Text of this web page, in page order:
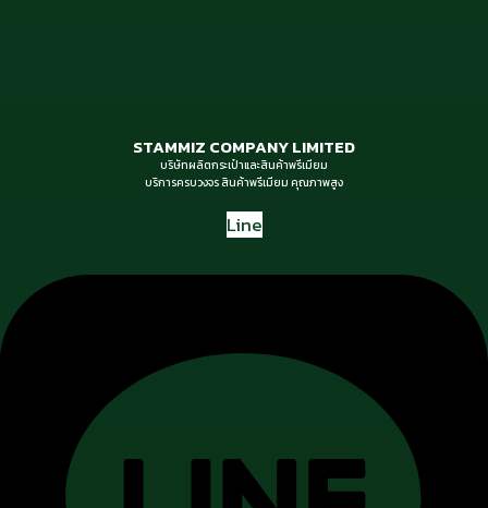
STAMMIZ COMPANY LIMITED
บริษัทผลิตกระเป๋าและสินค้าพรีเมียม
บริการครบวงจร สินค้าพรีเมียม คุณภาพสูง
Line